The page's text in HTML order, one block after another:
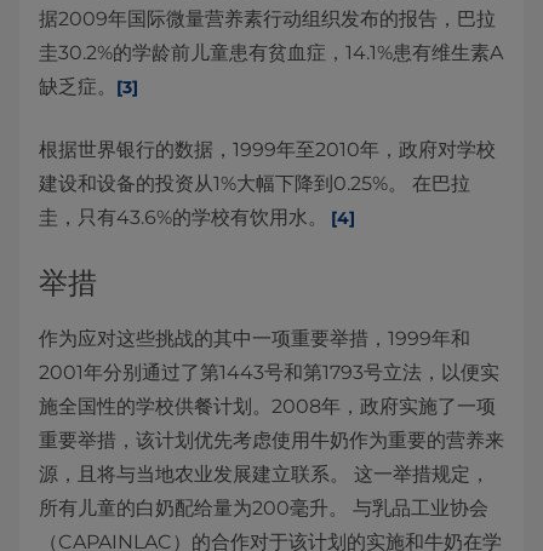
据2009年国际微量营养素行动组织发布的报告，巴拉
圭30.2%的学龄前儿童患有贫血症，14.1%患有维生素A
缺乏症。 [3]
根据世界银行的数据，1999年至2010年，政府对学校
建设和设备的投资从1%大幅下降到0.25%。 在巴拉
圭，只有43.6%的学校有饮用水。
[4]
举措
作为应对这些挑战的其中一项重要举措，1999年和
2001年分别通过了第1443号和第1793号立法，以便实
施全国性的学校供餐计划。2008年，政府实施了一项
重要举措，该计划优先考虑使用牛奶作为重要的营养来
源，且将与当地农业发展建立联系。 这一举措规定，
所有儿童的白奶配给量为200毫升。 与乳品工业协会
（CAPAINLAC）的合作对于该计划的实施和牛奶在学